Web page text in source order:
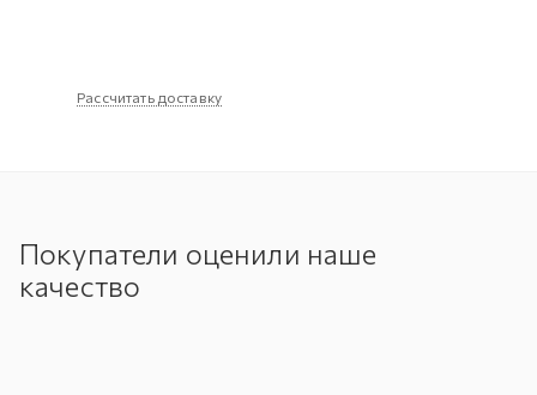
Рассчитать доставку
Покупатели оценили наше
качество